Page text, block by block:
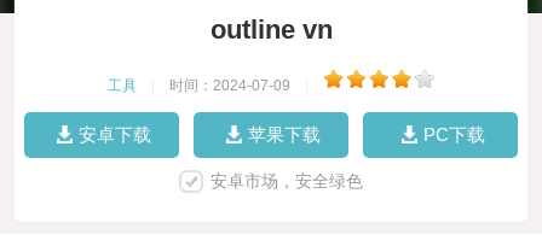
outline vn
工具 时间：2024-07-09
安卓下载 苹果下载 PC下载
安卓市场，安全绿色